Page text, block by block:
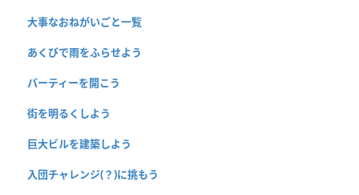
大事なおねがいごと一覧
あくびで雨をふらせよう
パーティーを開こう
街を明るくしよう
巨大ビルを建築しよう
入団チャレンジ(？)に挑もう